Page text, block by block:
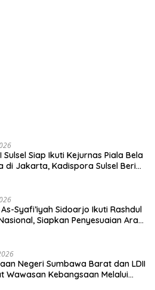
Sulsel Siap Ikuti Kejurnas Piala Bela
di Jakarta, Kadispora Sulsel Beri
Syafi’iyah Sidoarjo Ikuti Rashdul
Siapkan Penyesuaian Arah
Negeri Sumbawa Barat dan LDII
Wawasan Kebangsaan Melalui